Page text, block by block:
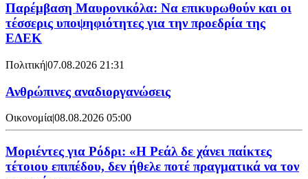
Παρέμβαση Μαυρονικόλα: Να επικυρωθούν και οι
τέσσερις υποψηφιότητες για την προεδρία της
ΕΔΕΚ
Πολιτική|07.08.2026 21:31
Ανθρώπινες αναδιοργανώσεις
Οικονομία|08.08.2026 05:00
Μοριέντες για Ρόδρι: «Η Ρεάλ δε χάνει παίκτες
τέτοιου επιπέδου, δεν ήθελε ποτέ πραγματικά να τον